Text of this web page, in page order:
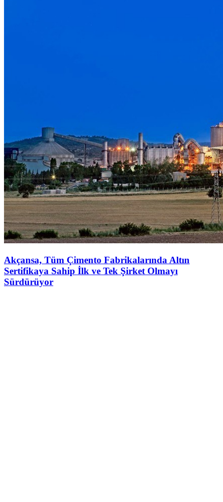
Akçansa, Tüm Çimento Fabrikalarında Altın
Sertifikaya Sahip İlk ve Tek Şirket Olmayı
Sürdürüyor